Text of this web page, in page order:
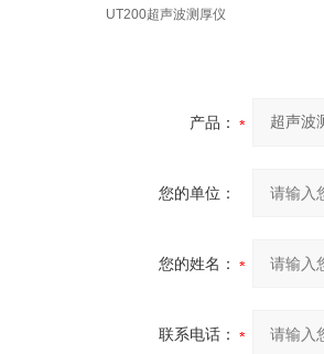
UT200超声波测厚仪
产品：
您的单位：
您的姓名：
联系电话：